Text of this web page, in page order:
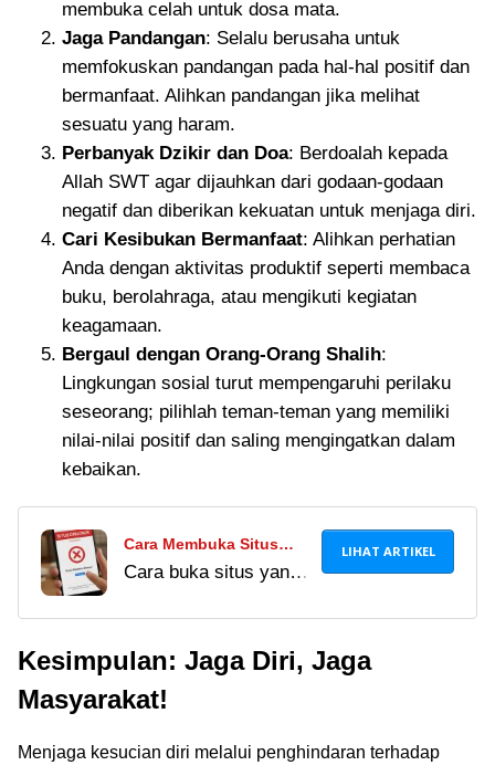
membuka celah untuk dosa mata.
Jaga Pandangan: Selalu berusaha untuk
memfokuskan pandangan pada hal-hal positif dan
bermanfaat. Alihkan pandangan jika melihat
sesuatu yang haram.
Perbanyak Dzikir dan Doa: Berdoalah kepada
Allah SWT agar dijauhkan dari godaan-godaan
negatif dan diberikan kekuatan untuk menjaga diri.
Cari Kesibukan Bermanfaat: Alihkan perhatian
Anda dengan aktivitas produktif seperti membaca
buku, berolahraga, atau mengikuti kegiatan
keagamaan.
Bergaul dengan Orang-Orang Shalih:
Lingkungan sosial turut mempengaruhi perilaku
seseorang; pilihlah teman-teman yang memiliki
nilai-nilai positif dan saling mengingatkan dalam
kebaikan.
Cara Membuka Situs
yang Diblokir di Google
Cara buka situs yang
tanpa VPN. Temukan
metode terbaru yang
aman, praktis, dan
tetap bisa diakses di
LIHAT ARTIKEL
Kesimpulan: Jaga Diri, Jaga
Masyarakat!
Menjaga kesucian diri melalui penghindaran terhadap